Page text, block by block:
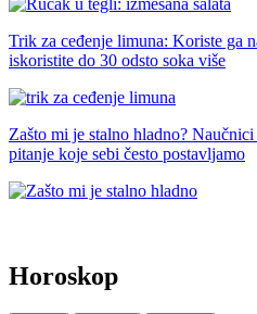
Trik za ceđenje limuna: Koriste ga
iskoristite do 30 odsto soka više
Zašto mi je stalno hladno?
pitanje koje sebi često postavljamo
Horoskop